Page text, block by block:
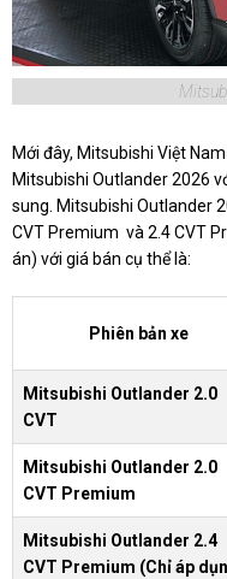
Mới đây, Mitsubishi Việt
Mitsubishi Outlander 2026
sung. Mitsubishi Outlander
CVT Premium và 2.4 CVT
án) với giá bán cụ thể là:
Phiên bản xe
Mitsubishi Outlander 2.0
CVT
Mitsubishi Outlander 2.0
CVT Premium
Mitsubishi Outlander 2.4
CVT Premium (Chỉ áp